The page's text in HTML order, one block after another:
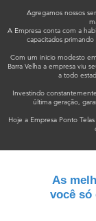
Agregamos nossos
A Empresa conta com a
capacitados primando
Com um inicio modesto
Barra Velha a empresa viu
a todo
Investindo
última geração,
Hoje a Empresa Ponto
As
você só